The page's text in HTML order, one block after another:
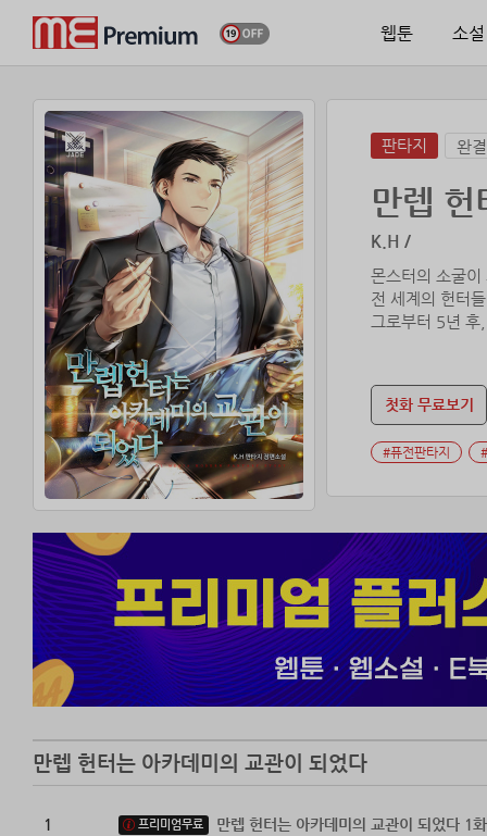
웹툰 소설
판타지 완결
만렙 헌
K.H /
몬스터의 소굴
전 세계의 헌터
그로부터 5년
부동의 헌터 랭
첫화 무료보기
#퓨전판타지
만렙 헌터는 아카데미의 교관이 되었다
1 프리미엄무료 만렙 헌터는 아카데미의 교관이 되었다 1화